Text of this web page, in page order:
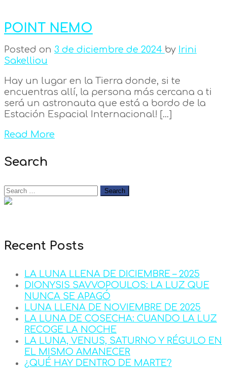
POINT NEMO
Posted on 3 de diciembre de 2024 by Irini
Sakelliou
Hay un lugar en la Tierra donde, si te
encuentras allí, la persona más cercana a ti
será un astronauta que está a bordo de la
Estación Espacial Internacional! […]
Read More
Search
Recent Posts
LA LUNA LLENA DE DICIEMBRE – 2025
DIONYSIS SAVVOPOULOS: LA LUZ QUE
NUNCA SE APAGÓ
LUNA LLENA DE NOVIEMBRE DE 2025
LA LUNA DE COSECHA: CUANDO LA LUZ
RECOGE LA NOCHE
LA LUNA, VENUS, SATURNO Y RÉGULO EN
EL MISMO AMANECER
¿QUÉ HAY DENTRO DE MARTE?